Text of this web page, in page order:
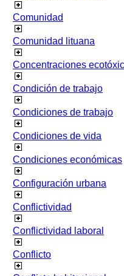
Comunidad
Comunidad lituana
Concentraciones
Condición de trabajo
Condiciones de trabajo
Condiciones de vida
Condiciones económicas
Configuración urbana
Conflictividad
Conflictividad laboral
Conflicto